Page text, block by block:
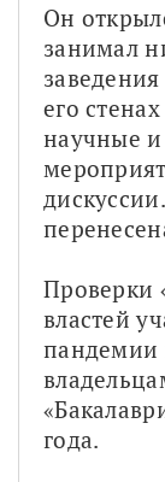
Он
занимал
его
научные и
Проверки
властей
пандемии
года.